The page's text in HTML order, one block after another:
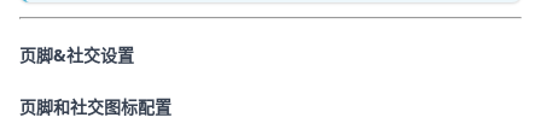
页脚&社交设置
页脚和社交图标配置